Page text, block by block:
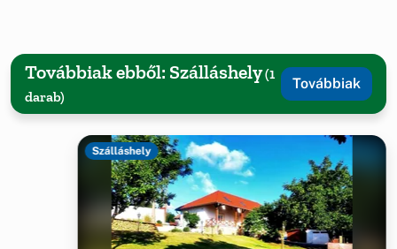
Továbbiak ebből: Szálláshely(1
darab)
Továbbiak
Szálláshely